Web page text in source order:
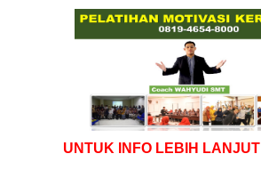
UNTUK INFO LEBIH LANJUT